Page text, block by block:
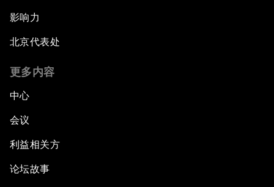
影响力
北京代表处
更多内容
中心
会议
利益相关方
论坛故事